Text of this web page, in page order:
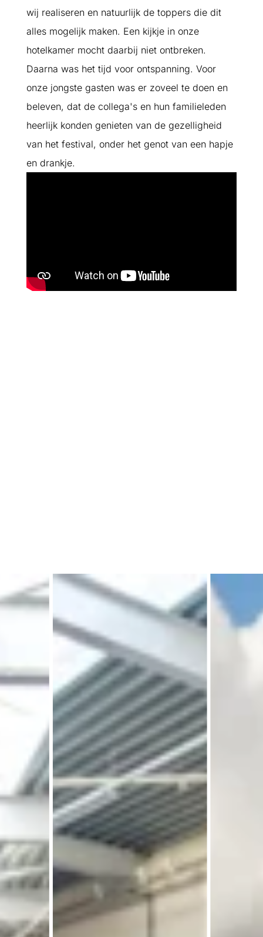
wij realiseren en natuurlijk de toppers die dit
alles mogelijk maken. Een kijkje in onze
hotelkamer mocht daarbij niet ontbreken.
Daarna was het tijd voor ontspanning. Voor
onze jongste gasten was er zoveel te doen en
beleven, dat de collega's en hun familieleden
heerlijk konden genieten van de gezelligheid
van het festival, onder het genot van een hapje
en drankje.